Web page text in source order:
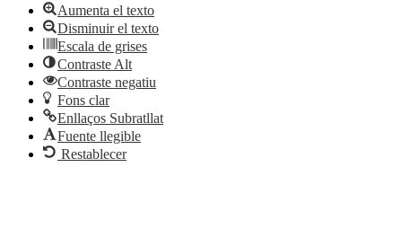
Aumenta el texto
Disminuir el texto
Escala de grises
Contraste Alt
Contraste negatiu
Fons clar
Enllaços Subratllat
Fuente llegible
Restablecer